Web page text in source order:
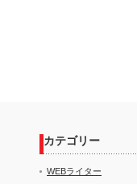
カテゴリー
WEBライター